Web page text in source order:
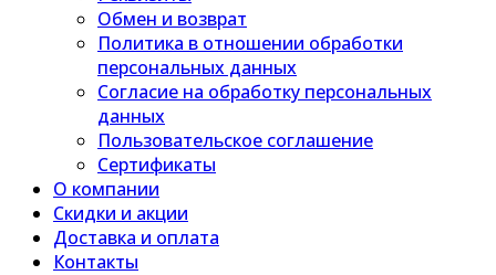
Обмен и возврат
Политика в отношении обработки
персональных данных
Согласие на обработку персональных
данных
Пользовательское соглашение
Сертификаты
О компании
Скидки и акции
Доставка и оплата
Контакты